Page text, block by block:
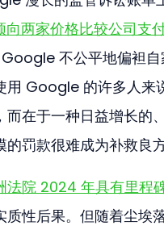
两家价格比较公司支
不公平地偏袒
用 Google 的许多人来
而在于一种日益增长的
罚款很难成为补救良方
法院 2024 年具有里程
质性后果。但随着尘埃